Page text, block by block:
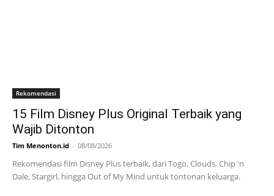
Rekomendasi
15 Film Disney Plus Original Terbaik yang
Wajib Ditonton
Tim Menonton.id - 08/08/2026
Rekomendasi film Disney Plus terbaik, dari Togo, Clouds, Chip 'n
Dale, Stargirl, hingga Out of My Mind untuk tontonan keluarga.